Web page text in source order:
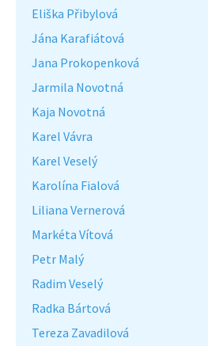
Eliška Přibylová
Jána Karafiátová
Jana Prokopenková
Jarmila Novotná
Kaja Novotná
Karel Vávra
Karel Veselý
Karolína Fialová
Liliana Vernerová
Markéta Vítová
Petr Malý
Radim Veselý
Radka Bártová
Tereza Zavadilová